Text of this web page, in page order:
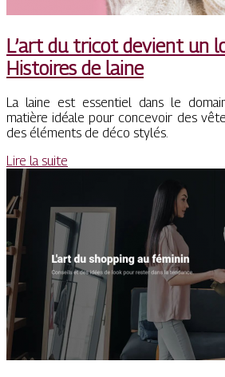
L’art du tricot devient un
Histoires de laine
La laine est essentiel dans le
matière idéale pour concevoir des
des éléments de déco stylés.
Lire la suite